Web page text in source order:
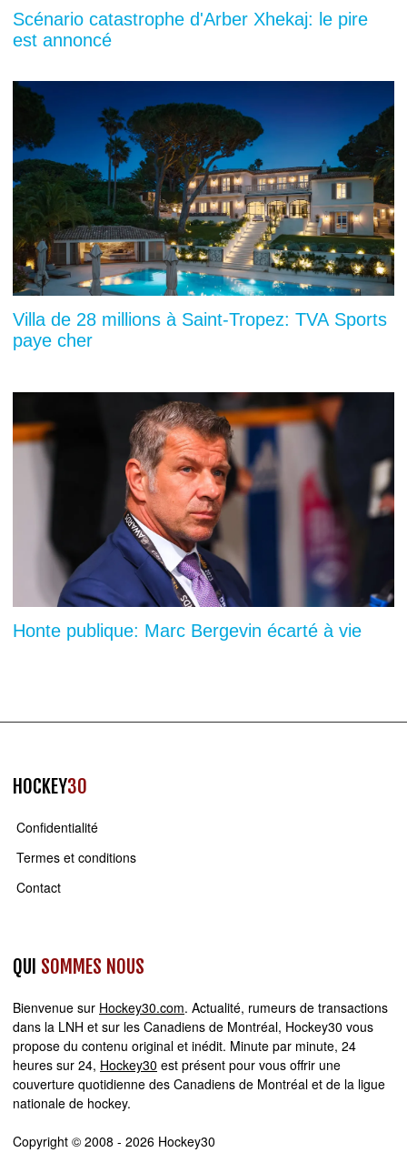
Scénario catastrophe d'Arber Xhekaj: le pire
est annoncé
Villa de 28 millions à Saint-Tropez: TVA Sports
paye cher
Honte publique: Marc Bergevin écarté à vie
HOCKEY30
Confidentialité
Termes et conditions
Contact
QUI SOMMES NOUS
Bienvenue sur Hockey30.com. Actualité, rumeurs de transactions
dans la LNH et sur les Canadiens de Montréal, Hockey30 vous
propose du contenu original et inédit. Minute par minute, 24
heures sur 24, Hockey30 est présent pour vous offrir une
couverture quotidienne des Canadiens de Montréal et de la ligue
nationale de hockey.
Copyright © 2008 - 2026 Hockey30